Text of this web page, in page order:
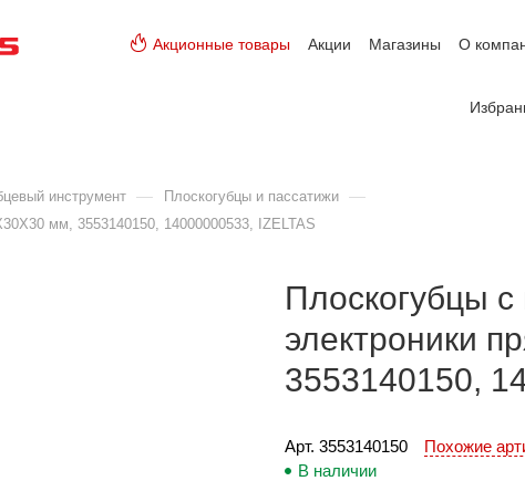
Акционные товары Акции Магазины О
инструмент — Плоскогубцы и пассатижи —
мм, 3553140150, 14000000533, IZELTAS
Плоскогубцы
электроники
3553140150,
Арт. 3553140150
Похожие
В наличии